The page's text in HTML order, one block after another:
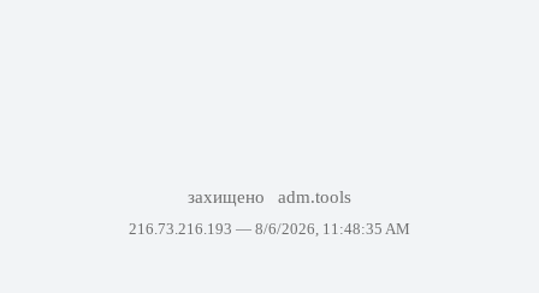
захищено adm.tools
216.73.216.193 — 8/6/2026, 11:48:35 AM